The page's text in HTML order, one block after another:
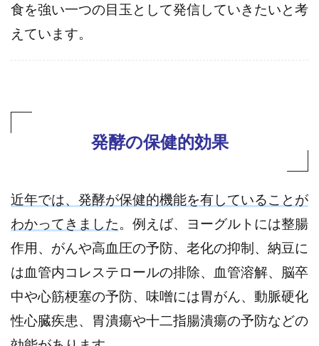
食を強い一つの目玉として発信していきたいと考
えています。
発酵の保健的効果
近年では、発酵が保健的機能を有していることが
わかってきました。例えば、ヨーグルトには整腸
作用、がんや高血圧の予防、老化の抑制、納豆に
は血管内コレステロールの排除、血管溶解、脳卒
中や心筋梗塞の予防、味噌には胃がん、動脈硬化
性心臓疾患、胃潰瘍や十二指腸潰瘍の予防などの